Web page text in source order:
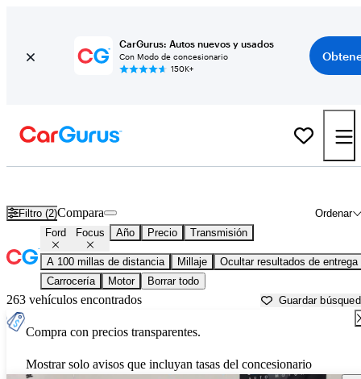
CarGurus: Autos nuevos y usados
Con Modo de concesionario
150K+
Filtro (2) Ordenar
Compara
Ford Focus Año Precio Transmisión
A 100 millas de distancia Millaje
Ocultar resultados de entrega
Carrocería
Motor Borrar todo
263 vehículos encontrados Guardar
Compra con precios transparentes.
Mostrar solo avisos que incluyan tasas del concesionario